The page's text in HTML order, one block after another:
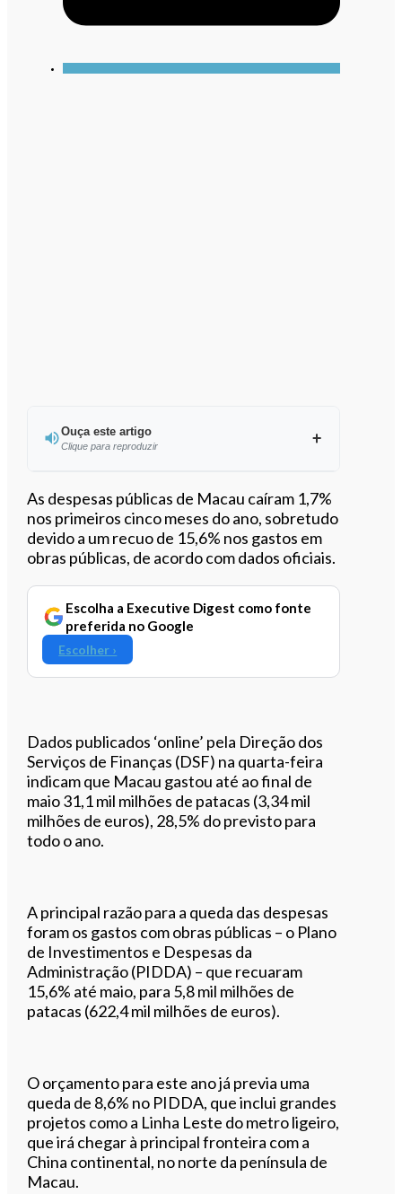
Ouça este artigo
Clique para reproduzir
Ouvir este artigo
As despesas públicas de Macau caíram 1,7%
nos primeiros cinco meses do ano, sobretudo
devido a um recuo de 15,6% nos gastos em
obras públicas, de acordo com dados oficiais.
Escolha a Executive Digest como fonte
preferida no Google
Escolher ›
Dados publicados ‘online’ pela Direção dos
Serviços de Finanças (DSF) na quarta-feira
indicam que Macau gastou até ao final de
maio 31,1 mil milhões de patacas (3,34 mil
milhões de euros), 28,5% do previsto para
todo o ano.
A principal razão para a queda das despesas
foram os gastos com obras públicas – o Plano
de Investimentos e Despesas da
Administração (PIDDA) – que recuaram
15,6% até maio, para 5,8 mil milhões de
patacas (622,4 mil milhões de euros).
O orçamento para este ano já previa uma
queda de 8,6% no PIDDA, que inclui grandes
projetos como a Linha Leste do metro ligeiro,
que irá chegar à principal fronteira com a
China continental, no norte da península de
Macau.